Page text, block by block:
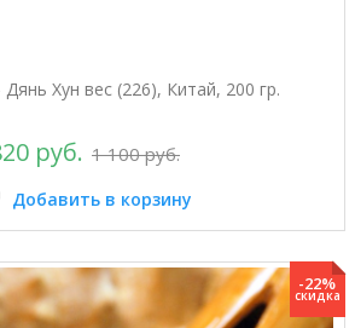
Хун вес (226), Китай, 200 гр.
руб. 1 100 руб.
Добавить в корзину
-22%
скидка